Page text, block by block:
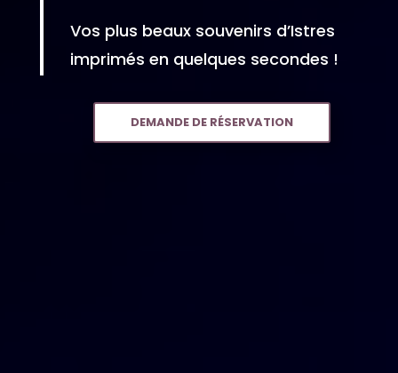
Vos plus beaux souvenirs d’Istres
imprimés en quelques secondes !
DEMANDE DE RÉSERVATION